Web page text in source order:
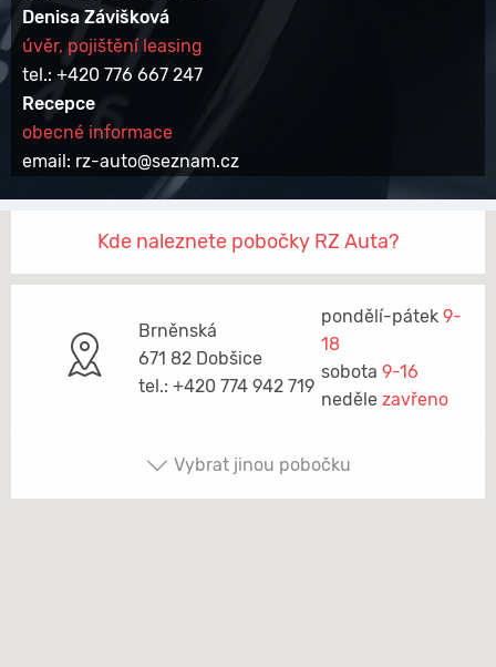
Denisa Závišková
úvěr, pojištění leasing
tel.: +420 776 667 247
Recepce
obecné informace
email: rz-auto@seznam.cz
Kde naleznete pobočky RZ Auta?
Brněnská
671 82 Dobšice
tel.: +420 774 942 719
pondělí-pátek 9-
18
sobota 9-16
neděle zavřeno
Vybrat jinou pobočku